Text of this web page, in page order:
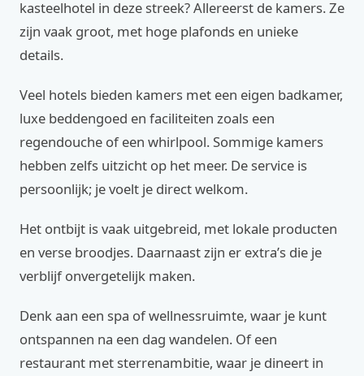
kasteelhotel in deze streek? Allereerst de kamers. Ze
zijn vaak groot, met hoge plafonds en unieke
details.
Veel hotels bieden kamers met een eigen badkamer,
luxe beddengoed en faciliteiten zoals een
regendouche of een whirlpool. Sommige kamers
hebben zelfs uitzicht op het meer. De service is
persoonlijk; je voelt je direct welkom.
Het ontbijt is vaak uitgebreid, met lokale producten
en verse broodjes. Daarnaast zijn er extra’s die je
verblijf onvergetelijk maken.
Denk aan een spa of wellnessruimte, waar je kunt
ontspannen na een dag wandelen. Of een
restaurant met sterrenambitie, waar je dineert in